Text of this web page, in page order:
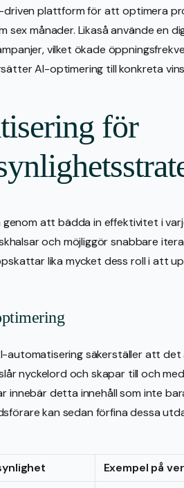
driven plattform för att optimera
månader. Likaså använde en
vilket ökade
AI-optimering till konkreta
för
att bädda in effektivitet i
och möjliggör snabbare
lika mycket dess roll i att
automatisering säkerställer att
nyckelord och skapar till och
innebär detta innehåll som inte
kan sedan förfina dessa
Exempel på